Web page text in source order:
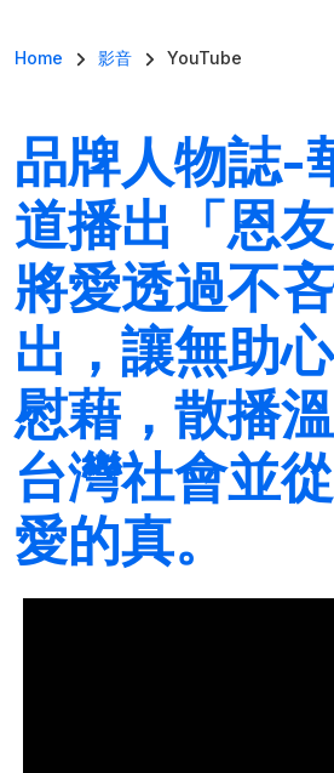
Breadcrumb
Home 影音 YouTube
品牌人物誌-
道播出「恩友
將愛透過不
出，讓無助
慰藉，散播
台灣社會並
愛的真。